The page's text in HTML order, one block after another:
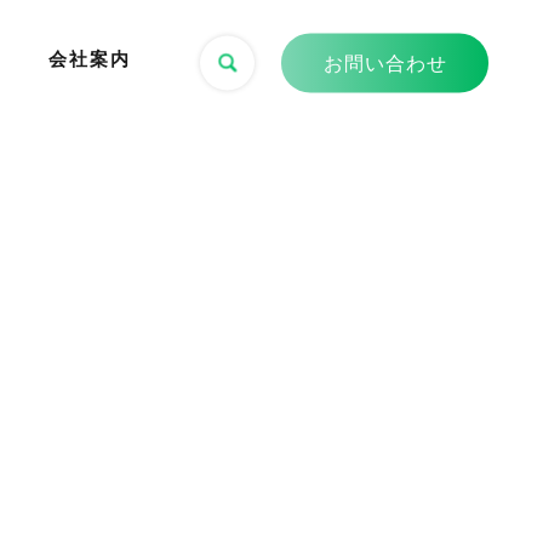
会社案内 お問い合わせ